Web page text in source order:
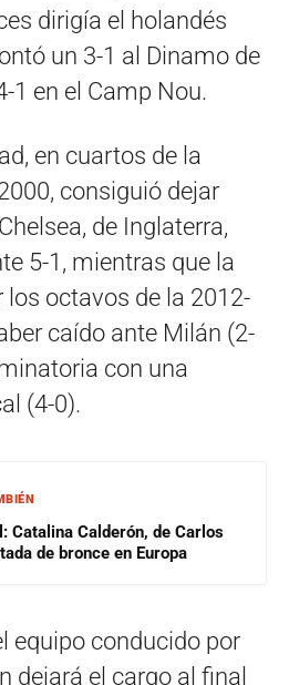
dirigía el holandés
un 3-1 al Dinamo de
1 en el Camp Nou.
en cuartos de la
consiguió dejar
de Inglaterra,
5-1, mientras que la
octavos de la 2012-
caído ante Milán (2-
con una
(4-0).
Catalina Calderón, de Carlos
de bronce en Europa
equipo conducido por
dejará el cargo al final